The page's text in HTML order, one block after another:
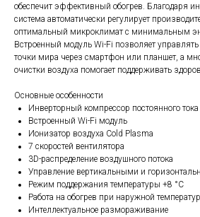
обеспечит эффективный обогрев. Благодаря
система автоматически регулирует
оптимальный микроклимат с минимальным
Встроенный модуль Wi-Fi позволяет
точки мира через смартфон или планшет, а
очистки воздуха помогает поддерживать
Основные особенности
Инверторный компрессор постоянного
Встроенный Wi-Fi модуль
Ионизатор воздуха Cold Plasma
7 скоростей вентилятора
3D-распределение воздушного потока
Управление вертикальными и
Режим поддержания температуры +8 °С
Работа на обогрев при наружной
Интеллектуальное размораживание